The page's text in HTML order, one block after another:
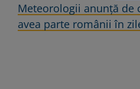
Meteorologii anunță de
avea parte românii în